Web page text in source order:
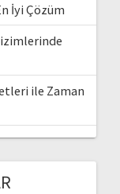
İyi Çözüm
ile Zaman